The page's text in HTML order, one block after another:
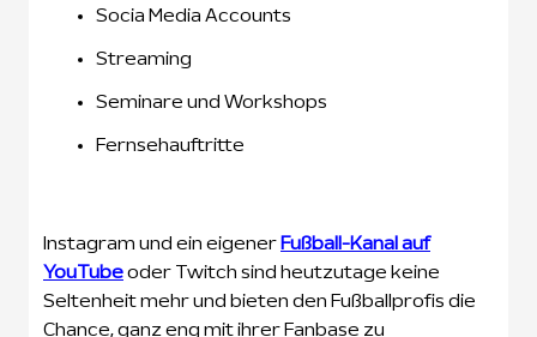
Socia Media Accounts
Streaming
Seminare und Workshops
Fernsehauftritte
Instagram und ein eigener Fußball-Kanal auf
YouTubeoder Twitch sind heutzutage keine
Seltenheit mehr und bieten den Fußballprofis die
Chance, ganz eng mit ihrer Fanbase zu